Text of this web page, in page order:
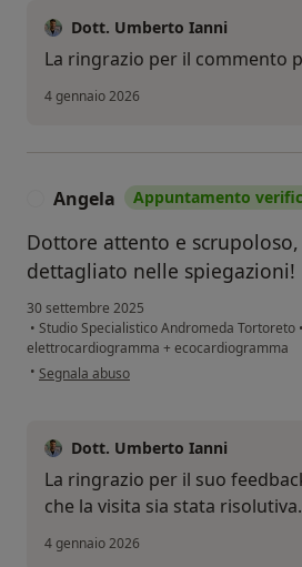
Dott. Umberto Ianni
La ringrazio per il commento
4 gennaio 2026
Angela Appuntamento
Dottore attento e
dettagliato nelle spiegazioni!
30 settembre 2025
• Studio Specialistico Andromeda Tortoreto •
elettrocardiogramma + ecocardiogramma
• secondo l'opinione dell'utente Angela
Segnala abuso
Dott. Umberto Ianni
La ringrazio per il suo
che la visita sia stata
4 gennaio 2026